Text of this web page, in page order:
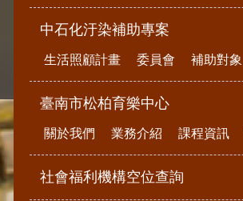
中石化汙染補助專案
生活照顧計畫 委員會 補助對象
臺南市松柏育樂中心
關於我們 業務介紹 課程資訊
社會福利機構空位查詢